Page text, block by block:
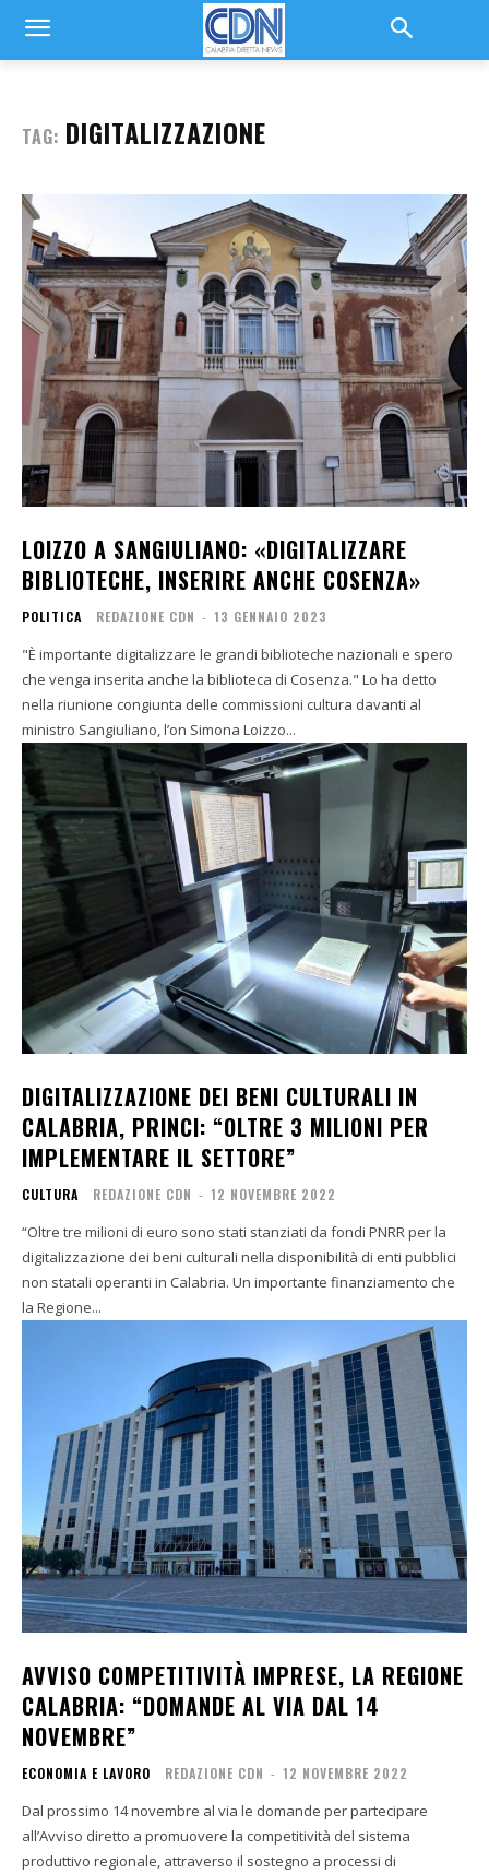
TAG: DIGITALIZZAZIONE
LOIZZO A SANGIULIANO: «DIGITALIZZARE
BIBLIOTECHE, INSERIRE ANCHE COSENZA»
POLITICA REDAZIONE CDN - 13 GENNAIO 2023
"È importante digitalizzare le grandi biblioteche nazionali e spero
che venga inserita anche la biblioteca di Cosenza." Lo ha detto
nella riunione congiunta delle commissioni cultura davanti al
ministro Sangiuliano, l’on Simona Loizzo...
DIGITALIZZAZIONE DEI BENI CULTURALI IN
CALABRIA, PRINCI: “OLTRE 3 MILIONI PER
IMPLEMENTARE IL SETTORE”
CULTURA REDAZIONE CDN - 12 NOVEMBRE 2022
“Oltre tre milioni di euro sono stati stanziati da fondi PNRR per la
digitalizzazione dei beni culturali nella disponibilità di enti pubblici
non statali operanti in Calabria. Un importante finanziamento che
la Regione...
AVVISO COMPETITIVITÀ IMPRESE, LA REGIONE
CALABRIA: “DOMANDE AL VIA DAL 14
NOVEMBRE”
ECONOMIA E LAVORO REDAZIONE CDN - 12 NOVEMBRE 2022
Dal prossimo 14 novembre al via le domande per partecipare
all’Avviso diretto a promuovere la competitività del sistema
produttivo regionale, attraverso il sostegno a processi di